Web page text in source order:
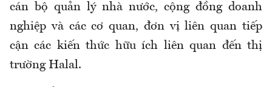
cán bộ quản lý nhà nước, cộng đồng doanh
nghiệp và các cơ quan, đơn vị liên quan tiếp
cận các kiến thức hữu ích liên quan đến thị
trường Halal.